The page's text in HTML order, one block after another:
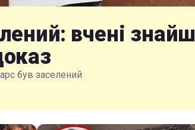
вчені
був заселений